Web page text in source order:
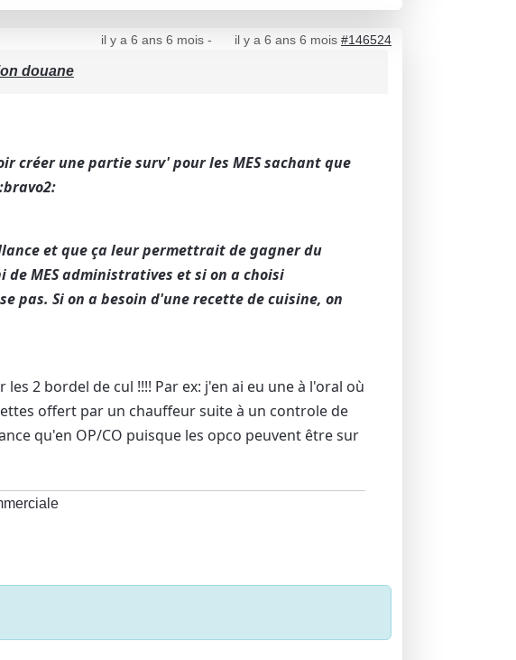
il y a 6 ans 6 mois- il y a 6 ans 6 mois #146524
douane
créer une partie surv' pour les MES sachant que
et que ça leur permettrait de gagner du
MES administratives et si on a choisi
pas. Si on a besoin d'une recette de cuisine, on
les 2 bordel de cul !!!! Par ex: j'en ai eu une à l'oral où
offert par un chauffeur suite à un controle de
qu'en OP/CO puisque les opco peuvent être sur